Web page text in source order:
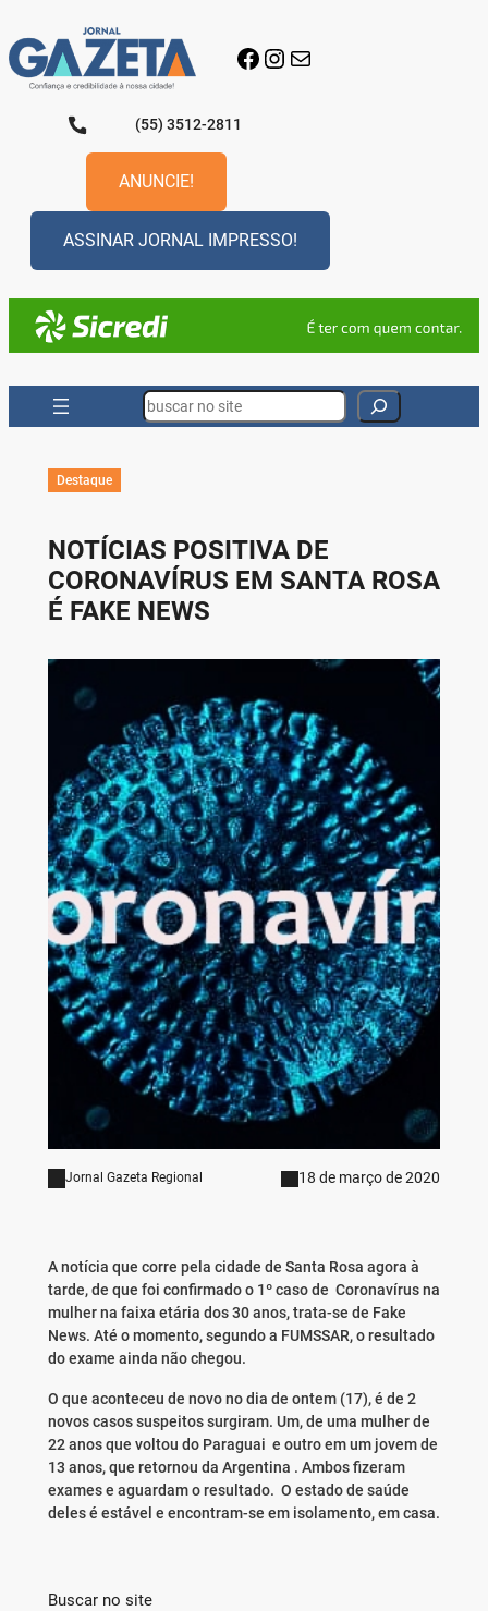
para
o
conteúdo
Facebook
Instagram
E-mail
(55) 3512-2811
ANUNCIE!
ASSINAR JORNAL IMPRESSO!
Search
Destaque
NOTÍCIAS POSITIVA DE
CORONAVÍRUS EM SANTA ROSA
É FAKE NEWS
Jornal Gazeta Regional 18 de março de 2020
A notícia que corre pela cidade de Santa Rosa agora à
tarde, de que foi confirmado o 1º caso de Coronavírus na
mulher na faixa etária dos 30 anos, trata-se de Fake
News. Até o momento, segundo a FUMSSAR, o resultado
do exame ainda não chegou.
O que aconteceu de novo no dia de ontem (17), é de 2
novos casos suspeitos surgiram. Um, de uma mulher de
22 anos que voltou do Paraguai e outro em um jovem de
13 anos, que retornou da Argentina . Ambos fizeram
exames e aguardam o resultado. O estado de saúde
deles é estável e encontram-se em isolamento, em casa.
Buscar no site